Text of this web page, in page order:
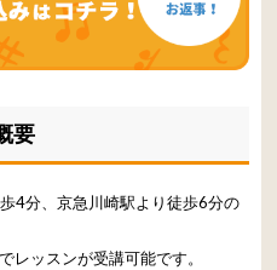
要
4分、京急川崎駅より徒歩6分の
レッスンが受講可能です。